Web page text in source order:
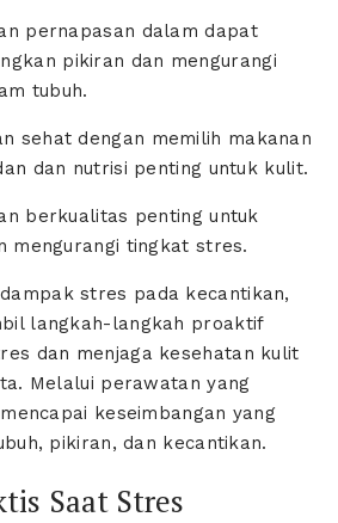
pernapasan dalam dapat
pikiran dan mengurangi
tubuh.
sehat dengan memilih makanan
dan nutrisi penting untuk kulit.
berkualitas penting untuk
mengurangi tingkat stres.
stres pada kecantikan,
langkah-langkah proaktif
dan menjaga kesehatan kulit
Melalui perawatan yang
keseimbangan yang
pikiran, dan kecantikan.
Saat Stres